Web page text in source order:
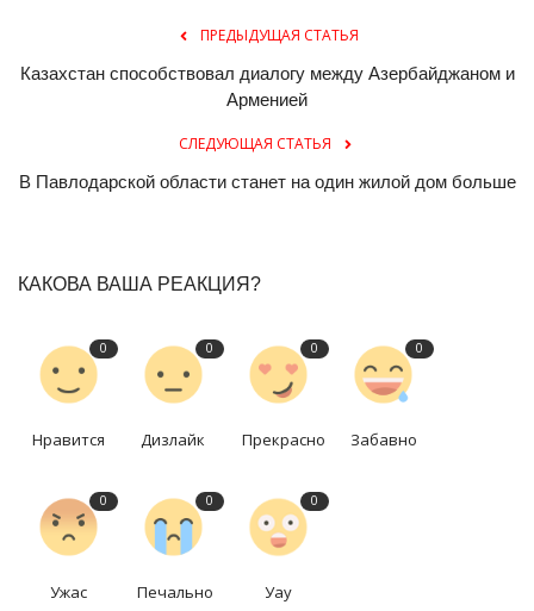
ПРЕДЫДУЩАЯ СТАТЬЯ
Казахстан способствовал диалогу между Азербайджаном и
Арменией
СЛЕДУЮЩАЯ СТАТЬЯ
В Павлодарской области станет на один жилой дом больше
КАКОВА ВАША РЕАКЦИЯ?
0
Нравится
0
Дизлайк
0
Прекрасно
0
Забавно
0
Ужас
0
Печально
0
Уау